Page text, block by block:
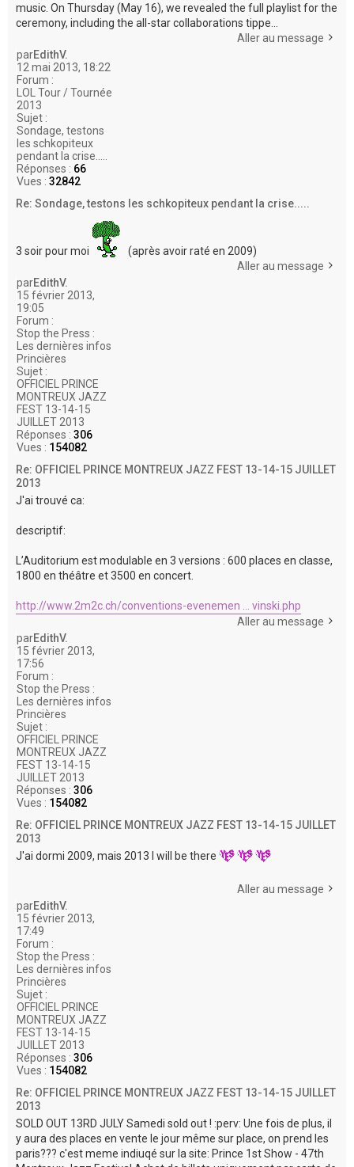
music. On Thursday (May 16), we revealed the full playlist for the
ceremony, including the all-star collaborations tippe...
Aller au message
parEdithV.
12 mai 2013, 18:22
Forum :
LOL Tour / Tournée
2013
Sujet :
Sondage, testons
les schkopiteux
pendant la crise.....
Réponses : 66
Vues : 32842
Re: Sondage, testons les schkopiteux pendant la crise.....
3 soir pour moi
(après avoir raté en 2009)
Aller au message
parEdithV.
15 février 2013,
19:05
Forum :
Stop the Press :
Les dernières infos
Princières
Sujet :
OFFICIEL PRINCE
MONTREUX JAZZ
FEST 13-14-15
JUILLET 2013
Réponses : 306
Vues : 154082
Re: OFFICIEL PRINCE MONTREUX JAZZ FEST 13-14-15 JUILLET
2013
J'ai trouvé ca:
descriptif:
L’Auditorium est modulable en 3 versions : 600 places en classe,
1800 en théâtre et 3500 en concert.
http://www.2m2c.ch/conventions-evenemen ... vinski.php
Aller au message
parEdithV.
15 février 2013,
17:56
Forum :
Stop the Press :
Les dernières infos
Princières
Sujet :
OFFICIEL PRINCE
MONTREUX JAZZ
FEST 13-14-15
JUILLET 2013
Réponses : 306
Vues : 154082
Re: OFFICIEL PRINCE MONTREUX JAZZ FEST 13-14-15 JUILLET
2013
J'ai dormi 2009, mais 2013 I will be there
Aller au message
parEdithV.
15 février 2013,
17:49
Forum :
Stop the Press :
Les dernières infos
Princières
Sujet :
OFFICIEL PRINCE
MONTREUX JAZZ
FEST 13-14-15
JUILLET 2013
Réponses : 306
Vues : 154082
Re: OFFICIEL PRINCE MONTREUX JAZZ FEST 13-14-15 JUILLET
2013
SOLD OUT 13RD JULY Samedi sold out ! :perv: Une fois de plus, il
y aura des places en vente le jour même sur place, on prend les
paris??? c'est meme indiuqé sur la site: Prince 1st Show - 47th